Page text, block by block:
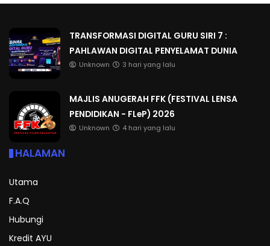
TRANSFORMASI DIGITAL GURU SIRI 7 :
PAHLAWAN DIGITAL PENYELAMAT DUNIA
Unknown 3 hari yang lalu
MAJLIS ANUGERAH FFK (FESTIVAL LENSA
PENDIDIKAN - FLeP) 2026
Unknown 4 hari yang lalu
HALAMAN
Utama
F.A.Q
Hubungi
Kredit AYU